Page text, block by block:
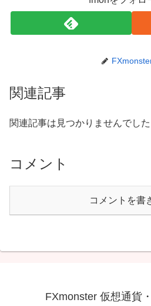
関連記事
関連記事は見つかりませんでした
コメント
コメントを書
FXmonster 仮想通貨